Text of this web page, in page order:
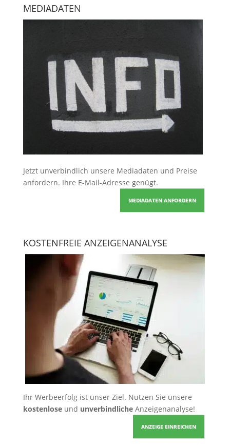
MEDIADATEN
Jetzt unverbindlich unsere Mediadaten und Preise
anfordern. Ihre E-Mail-Adresse genügt.
MEDIADATEN ANFORDERN
KOSTENFREIE ANZEIGENANALYSE
Ihr Werbeerfolg ist unser Ziel. Nutzen Sie unsere
kostenloseund unverbindlicheAnzeigenanalyse!
ANZEIGE EINREICHEN